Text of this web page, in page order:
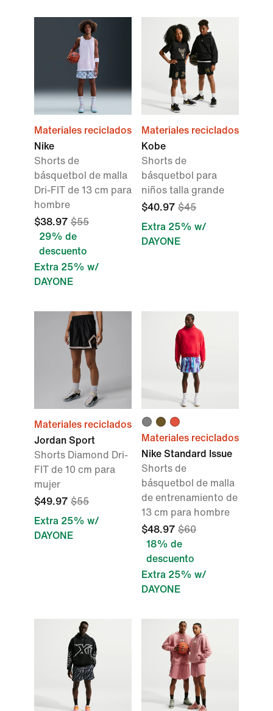
Materiales reciclados
Nike
Shorts de
básquetbol de malla
Dri-FIT de 13 cm para
hombre
$38.97 $55
29% de
descuento
Extra 25% w/
DAYONE
Materiales reciclados
Kobe
Shorts de
básquetbol para
niños talla grande
$40.97 $45
Extra 25% w/
DAYONE
Materiales reciclados
Jordan Sport
Shorts Diamond Dri-
FIT de 10 cm para
mujer
$49.97 $55
Extra 25% w/
DAYONE
Materiales reciclados
Nike Standard Issue
Shorts de
básquetbol de malla
de entrenamiento de
13 cm para hombre
$48.97 $60
18% de
descuento
Extra 25% w/
DAYONE